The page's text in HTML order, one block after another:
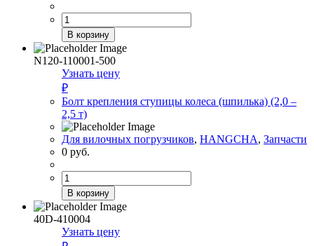
Количество
товара
Болт
крепления
колеса
(1.0
–
1.8
т)
В корзину
N120-110001-500
Узнать цену
₽
Болт крепления ступицы колеса (шпилька) (2,0 –
2,5 т)
Для вилочных погрузчиков, HANGCHA, Запчасти
0 руб.
Количество
товара
Болт
крепления
ступицы
колеса
В корзину
40D-410004
Узнать цену